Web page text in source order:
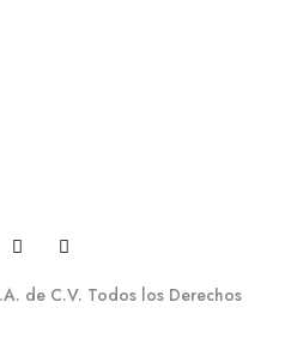
de C.V. Todos los Derechos